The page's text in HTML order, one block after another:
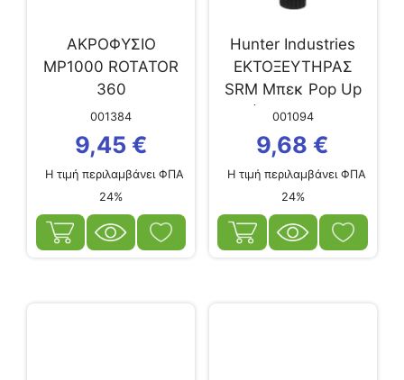
ΑΚΡΟΦΥΣΙΟ
MP1000 ROTATOR
360
001384
9,45 €
Η τιμή περιλαμβάνει ΦΠΑ
24%
Hunter Industries
ΕΚΤΟΞΕΥΤΗΡΑΣ
SRM Μπεκ Pop Up
1/2″ (4m – 9.4m) 4m
001094
9,68 €
Η τιμή περιλαμβάνει ΦΠΑ
24%